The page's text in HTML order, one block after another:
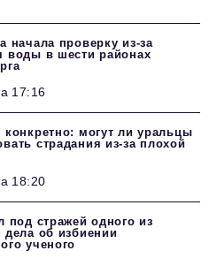
начала проверку из-за
воды в шести районах
17:16
конкретно: могут ли уральцы
страдания из-за плохой
18:20
под стражей одного из
дела об избиении
ученого